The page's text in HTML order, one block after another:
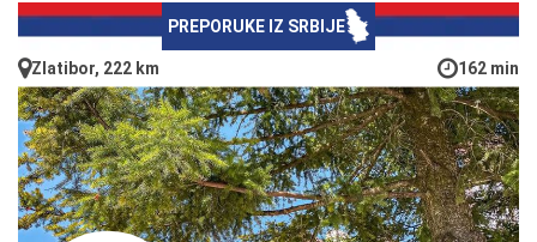
PREPORUKE IZ SRBIJE
Zlatibor, 222 km 162 min